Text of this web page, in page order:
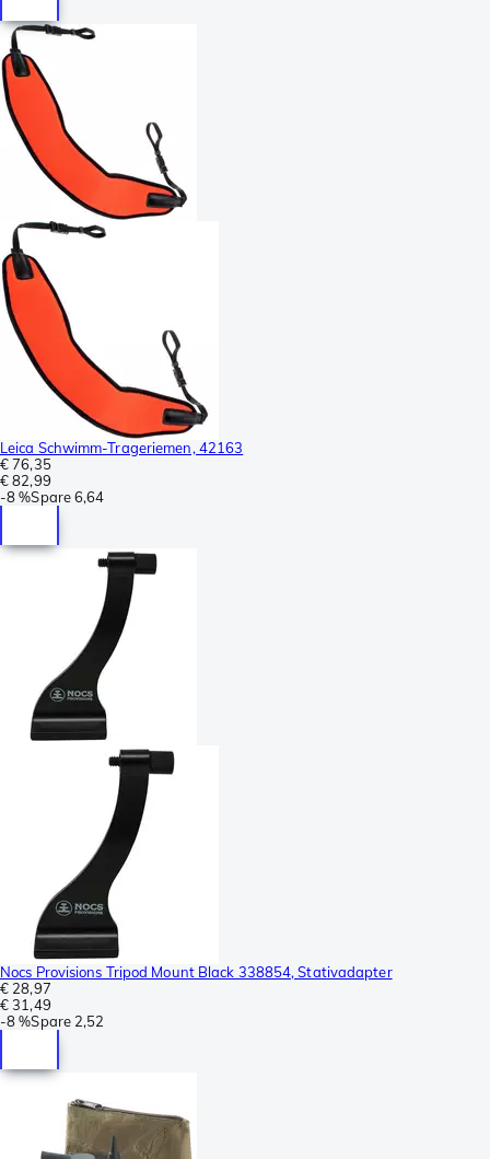
Leica Schwimm-Trageriemen, 42163
€ 76,35
€ 82,99
-8 %Spare6,64
Nocs Provisions Tripod Mount Black 338854, Stativadapter
€ 28,97
€ 31,49
-8 %Spare 2,52